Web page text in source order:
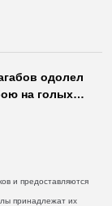
одолел
на голых
и предоставляются
принадлежат их